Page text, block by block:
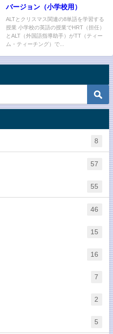
バージョン（小学校用）
ALTとクリスマス関連の8単語を学習する
授業 小学校の英語の授業でHRT（担任）
とALT（外国語指導助手）がTT（ティー
ム・ティーチング）で...
8
57
55
46
15
16
7
2
5